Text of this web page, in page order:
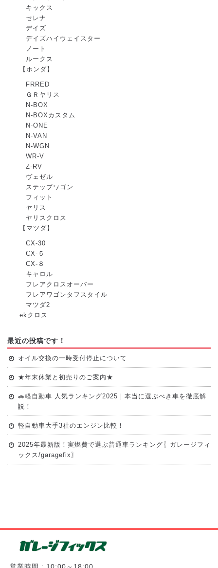
キックス
セレナ
デイズ
デイズハイウェイスター
ノート
ルークス
【ホンダ】
FRRED
ＧＲヤリス
N-BOX
N-BOXカスタム
N-ONE
N-VAN
N-WGN
WR-V
Z-RV
ヴェゼル
ステップワゴン
フィット
ヤリス
ヤリスクロス
【マツダ】
CX-30
CX-５
CX-８
キャロル
フレアクロスオーバー
フレアワゴンタフスタイル
マツダ2
ekクロス
最近の投稿です！
オイル交換の一時受付停止について
★年末休業と初売りのご案内★
🚗軽自動車 人気ランキング2025｜本当に選ぶべき車を徹底解
説！
軽自動車大手3社のエンジン比較！
2025年最新版！実燃費で選ぶ普通車ランキング〖ガレージフィ
ックス/garagefix〗
営業時間 : 10:00～18:00